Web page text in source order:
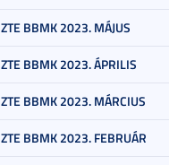
BBMK 2023. MÁJUS
BBMK 2023. ÁPRILIS
BBMK 2023. MÁRCIUS
BBMK 2023. FEBRUÁR